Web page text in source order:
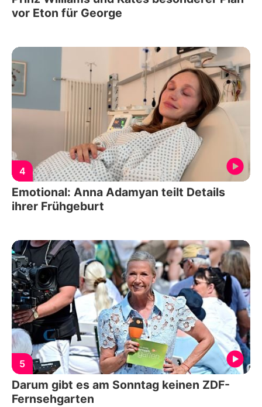
vor Eton für George
4
Emotional: Anna Adamyan teilt Details
ihrer Frühgeburt
5
Darum gibt es am Sonntag keinen ZDF-
Fernsehgarten